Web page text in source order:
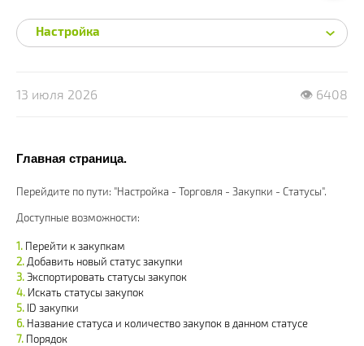
13 июля 2026 👁 6408
Главная страница.
Перейдите по пути: "Настройка - Торговля - Закупки - Статусы".
Доступные возможности:
Перейти к закупкам
Добавить новый статус закупки
Экспортировать статусы закупок
Искать статусы закупок
ID закупки
Название статуса и количество закупок в данном статусе
Порядок
Настройка